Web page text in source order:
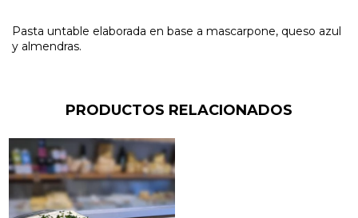
Pasta untable elaborada en base a mascarpone, queso azul
y almendras.
PRODUCTOS RELACIONADOS